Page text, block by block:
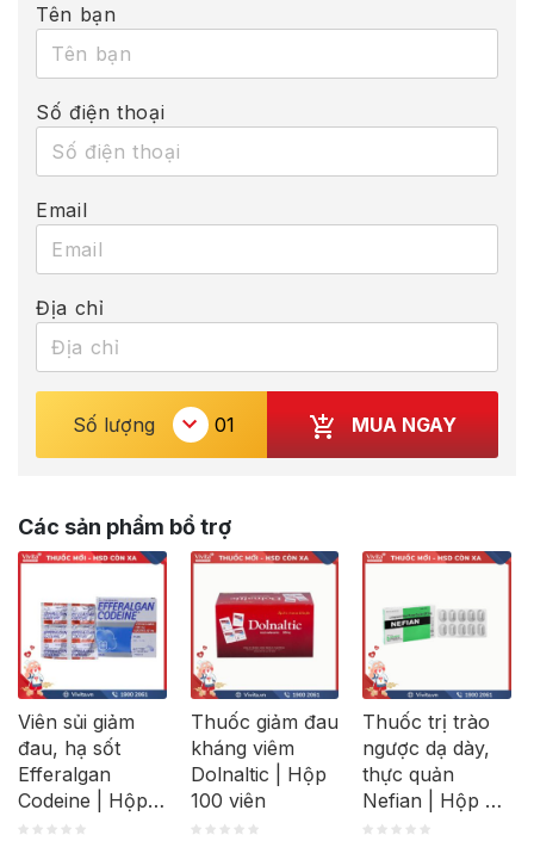
Tên bạn
Số điện thoại
Email
Địa chỉ
Số lượng MUA NGAY
Các sản phẩm bổ trợ
Viên sủi giảm
đau, hạ sốt
Efferalgan
Codeine | Hộp
40 viên
Thuốc giảm đau
kháng viêm
Dolnaltic | Hộp
100 viên
Thuốc trị trào
ngược dạ dày,
thực quản
Nefian | Hộp 30
viên